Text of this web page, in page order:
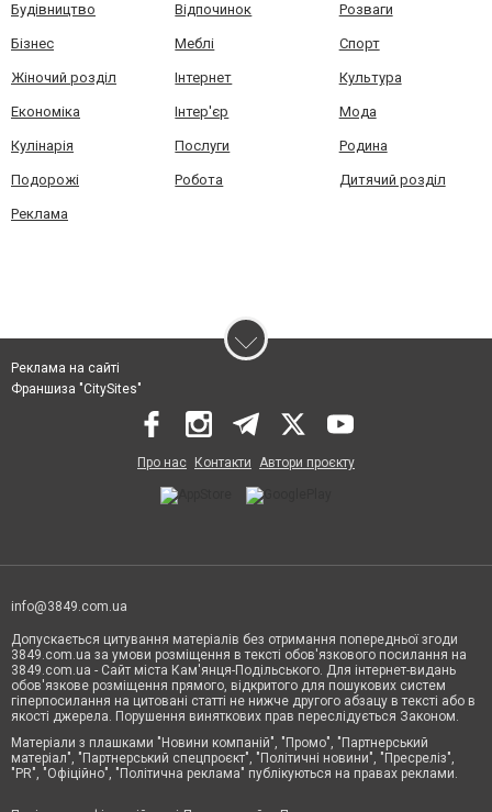
Будівництво Відпочинок Розваги
Бізнес Меблі Спорт
Жіночий розділ Інтернет Культура
Економіка Інтер'єр Мода
Кулінарія Послуги Родина
Подорожі Робота Дитячий розділ
Реклама
Реклама на сайті
Франшиза "CitySites"
Про нас Контакти Автори проєкту
info@3849.com.ua
Допускається цитування матеріалів без отримання попередньої згоди
3849.com.ua за умови розміщення в тексті обов'язкового посилання на
3849.com.ua - Сайт міста Кам'янця-Подільського. Для інтернет-видань
обов'язкове розміщення прямого, відкритого для пошукових систем
гіперпосилання на цитовані статті не нижче другого абзацу в тексті або в
якості джерела. Порушення виняткових прав переслідується Законом.
Матеріали з плашками "Новини компаній", "Промо", "Партнерський
матеріал", "Партнерський спецпроєкт", "Політичні новини", "Пресреліз",
"PR", "Офіційно", "Політична реклама" публікуються на правах реклами.